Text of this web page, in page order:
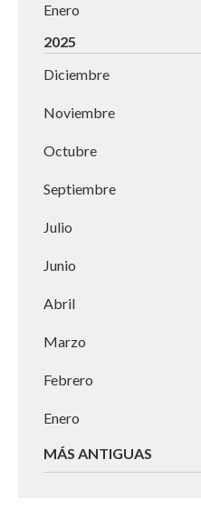
Enero
2025
Diciembre
Noviembre
Octubre
Septiembre
Julio
Junio
Abril
Marzo
Febrero
Enero
MÁS ANTIGUAS